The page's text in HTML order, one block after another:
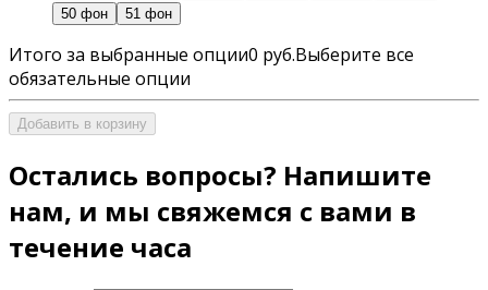
50 фон
51 фон
Итого за выбранные опции0 руб.Выберите все
обязательные опции
Добавить в корзину
Остались вопросы? Напишите
нам, и мы свяжемся с вами в
течение часа